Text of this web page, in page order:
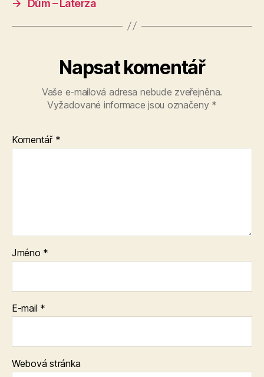
→ Dům – Laterza
Napsat komentář
Vaše e-mailová adresa nebude zveřejněna.
Vyžadované informace jsou označeny *
Komentář *
Jméno *
E-mail *
Webová stránka